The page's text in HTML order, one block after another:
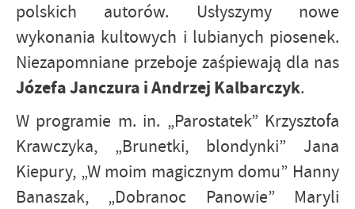
polskich autorów. Usłyszymy nowe
wykonania kultowych i lubianych piosenek.
Niezapomniane przeboje zaśpiewają dla nas
Józefa Janczura i Andrzej Kalbarczyk.
W programie m. in. „Parostatek” Krzysztofa
Krawczyka, „Brunetki, blondynki” Jana
Kiepury, „W moim magicznym domu” Hanny
Banaszak, „Dobranoc Panowie” Maryli